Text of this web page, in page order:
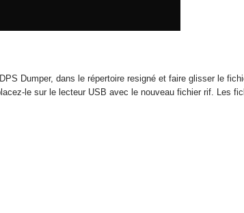
Dumper, dans le répertoire resigné et faire glisser le
le sur le lecteur USB avec le nouveau fichier rif. Les